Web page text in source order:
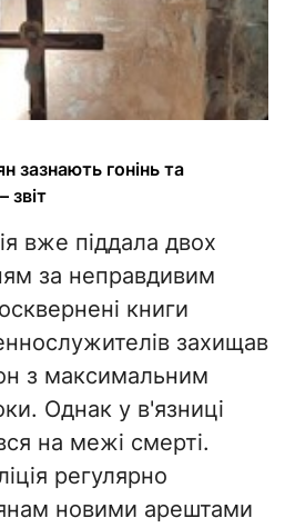
зазнають гонінь та
звіт
вже піддала двох
за неправдивим
книги
захищав
з максимальним
Однак у в'язниці
на межі смерті.
регулярно
новими арештами